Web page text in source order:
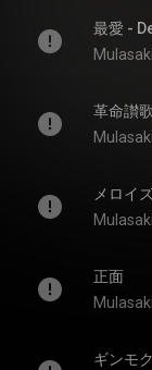
最愛 -
革命讃
メロイ
正面
ギンモ